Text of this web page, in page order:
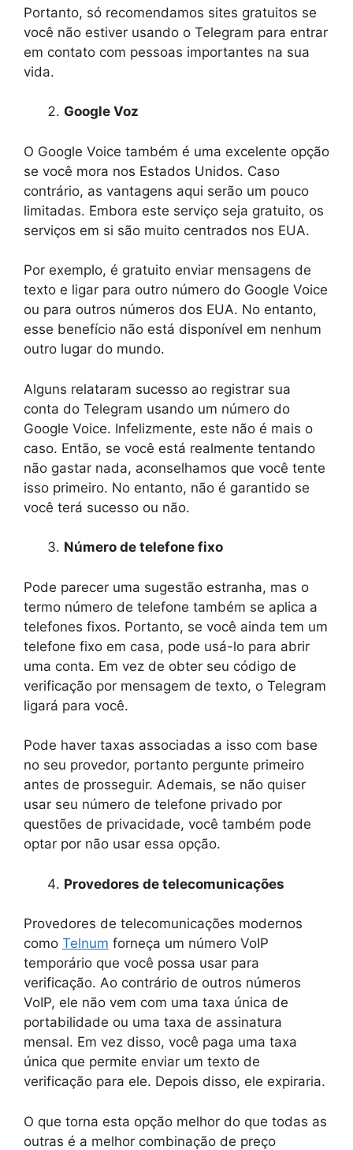
Portanto, só recomendamos sites gratuitos se
você não estiver usando o Telegram para entrar
em contato com pessoas importantes na sua
vida.
Google Voz
O Google Voice também é uma excelente opção
se você mora nos Estados Unidos. Caso
contrário, as vantagens aqui serão um pouco
limitadas. Embora este serviço seja gratuito, os
serviços em si são muito centrados nos EUA.
Por exemplo, é gratuito enviar mensagens de
texto e ligar para outro número do Google Voice
ou para outros números dos EUA. No entanto,
esse benefício não está disponível em nenhum
outro lugar do mundo.
Alguns relataram sucesso ao registrar sua
conta do Telegram usando um número do
Google Voice. Infelizmente, este não é mais o
caso. Então, se você está realmente tentando
não gastar nada, aconselhamos que você tente
isso primeiro. No entanto, não é garantido se
você terá sucesso ou não.
Número de telefone fixo
Pode parecer uma sugestão estranha, mas o
termo número de telefone também se aplica a
telefones fixos. Portanto, se você ainda tem um
telefone fixo em casa, pode usá-lo para abrir
uma conta. Em vez de obter seu código de
verificação por mensagem de texto, o Telegram
ligará para você.
Pode haver taxas associadas a isso com base
no seu provedor, portanto pergunte primeiro
antes de prosseguir. Ademais, se não quiser
usar seu número de telefone privado por
questões de privacidade, você também pode
optar por não usar essa opção.
Provedores de telecomunicações
Provedores de telecomunicações modernos
como Telnum forneça um número VoIP
temporário que você possa usar para
verificação. Ao contrário de outros números
VoIP, ele não vem com uma taxa única de
portabilidade ou uma taxa de assinatura
mensal. Em vez disso, você paga uma taxa
única que permite enviar um texto de
verificação para ele. Depois disso, ele expiraria.
O que torna esta opção melhor do que todas as
outras é a melhor combinação de preço